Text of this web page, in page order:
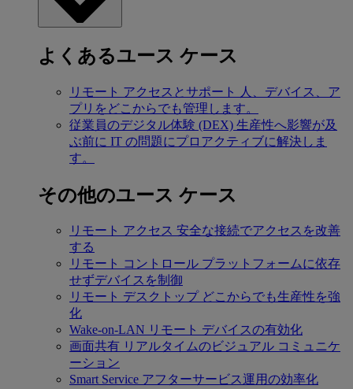
よくあるユース ケース
リモート アクセスとサポート
人、デバイス、ア
プリをどこからでも管理します。
従業員のデジタル体験 (DEX) 生産性へ影響が及
ぶ前に IT の問題にプロアクティブに解決しま
す。
その他のユース ケース
リモート アクセス 安全な接続でアクセスを改善
する
リモート コントロール プラットフォームに依存
せずデバイスを制御
リモート デスクトップ どこからでも生産性を強
化
Wake-on-LAN リモート デバイスの有効化
画面共有 リアルタイムのビジュアル コミュニケ
ーション
Smart Service アフターサービス運用の効率化